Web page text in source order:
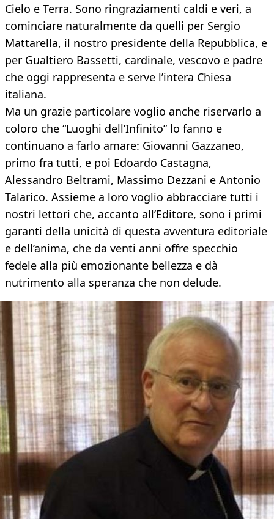
Cielo e Terra. Sono ringraziamenti caldi e veri, a
cominciare naturalmente da quelli per Sergio
Mattarella, il nostro presidente della Repubblica, e
per Gualtiero Bassetti, cardinale, vescovo e padre
che oggi rappresenta e serve l’intera Chiesa
italiana.
Ma un grazie particolare voglio anche riservarlo a
coloro che “Luoghi dell’Infinito” lo fanno e
continuano a farlo amare: Giovanni Gazzaneo,
primo fra tutti, e poi Edoardo Castagna,
Alessandro Beltrami, Massimo Dezzani e Antonio
Talarico. Assieme a loro voglio abbracciare tutti i
nostri lettori che, accanto all’Editore, sono i primi
garanti della unicità di questa avventura editoriale
e dell’anima, che da venti anni offre specchio
fedele alla più emozionante bellezza e dà
nutrimento alla speranza che non delude.